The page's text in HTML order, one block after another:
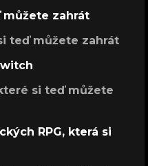
můžete zahrát
teď můžete zahrát
si teď můžete
RPG, která si